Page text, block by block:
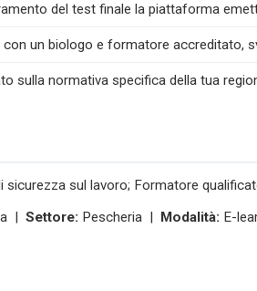
del test finale la piattaforma
un biologo e formatore accreditato,
sulla normativa specifica della tua
sicurezza sul lavoro; Formatore
| Settore: Pescheria | Modalità: E-